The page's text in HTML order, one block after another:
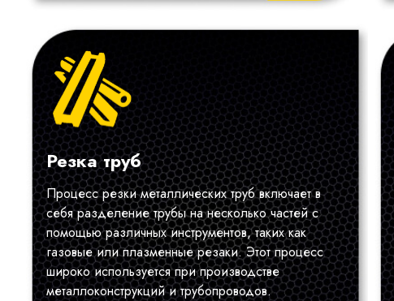
Резка труб
Процесс резки металлических труб включает в
себя разделение трубы на несколько частей с
помощью различных инструментов, таких как
газовые или плазменные резаки. Этот процесс
широко используется при производстве
металлоконструкций и трубопроводов.